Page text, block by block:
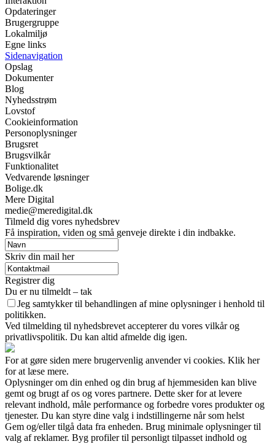
Opdateringer
Brugergruppe
Lokalmiljø
Egne links
Sidenavigation
Opslag
Dokumenter
Blog
Nyhedsstrøm
Lovstof
Cookieinformation
Personoplysninger
Brugsret
Brugsvilkår
Funktionalitet
Vedvarende løsninger
Bolige.dk
Mere Digital
medie@meredigital.dk
Tilmeld dig vores nyhedsbrev
Få inspiration, viden og små genveje direkte i din indbakke.
Skriv din mail her
Registrer dig
Du er nu tilmeldt – tak
Jeg samtykker til behandlingen af mine oplysninger i henhold til
politikken.
Ved tilmelding til nyhedsbrevet accepterer du vores vilkår og
privatlivspolitik. Du kan altid afmelde dig igen.
For at gøre siden mere brugervenlig anvender vi cookies. Klik her
for at læse mere.
Oplysninger om din enhed og din brug af hjemmesiden kan blive
gemt og brugt af os og vores partnere. Dette sker for at levere
relevant indhold, måle performance og forbedre vores produkter og
tjenester. Du kan styre dine valg i indstillingerne når som helst
Gem og/eller tilgå data fra enheden. Brug minimale oplysninger til
valg af reklamer. Byg profiler til personligt tilpasset indhold og